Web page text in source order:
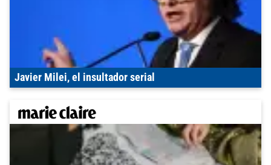
Javier Milei, el insultador serial